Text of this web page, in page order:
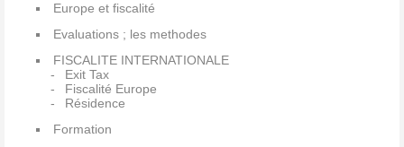
Europe et fiscalité
Evaluations ; les methodes
FISCALITE INTERNATIONALE
Exit Tax
Fiscalité Europe
Résidence
Formation